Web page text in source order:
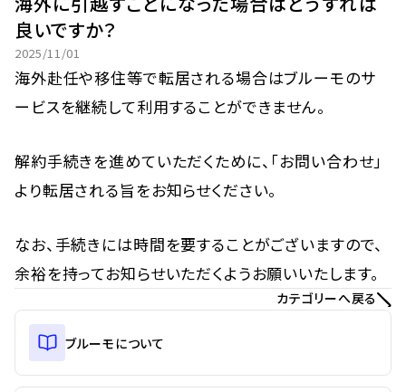
良いですか？
2025/11/01
海外赴任や移住等で転居される場合はブルーモのサ
ービスを継続して利用することができません。
解約手続きを進めていただくために、「お問い合わせ」
より転居される旨をお知らせください。
なお、手続きには時間を要することがございますので、
余裕を持ってお知らせいただくようお願いいたします。
カテゴリーへ戻る
ブルーモについて